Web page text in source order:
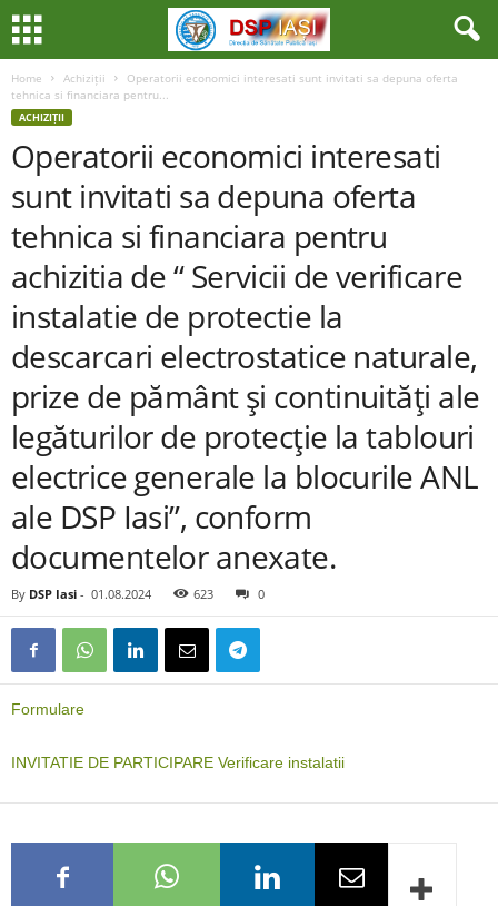
Home Achiziții
Operatorii economici interesati sunt invitati sa depuna oferta
tehnica si financiara pentru...
ACHIZIȚII
Operatorii economici interesati
sunt invitati sa depuna oferta
tehnica si financiara pentru
achizitia de “ Servicii de verificare
instalatie de protectie la
descarcari electrostatice naturale,
prize de pământ şi continuităţi ale
legăturilor de protecţie la tablouri
electrice generale la blocurile ANL
ale DSP Iasi”, conform
documentelor anexate.
By DSP Iasi - 01.08.2024 623 0
Formulare
INVITATIE DE PARTICIPARE Verificare instalatii